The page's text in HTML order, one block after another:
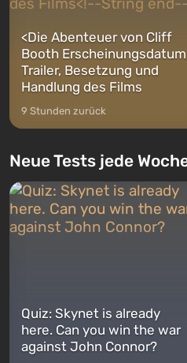
<Die Abenteuer von Cliff
Booth
Trailer, Besetzung und
Handlung des Films
9 Stunden zurück
Neue Tests jede
Quiz: Skynet is already
here. Can you win the war
against John Connor?